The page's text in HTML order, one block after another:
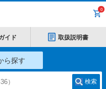
0
イド 取扱説明書
ら探す
検索